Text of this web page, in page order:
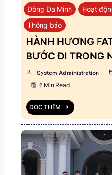
Dòng Đa Minh Hoạt
Thông báo
HÀNH HƯƠNG
BƯỚC ĐI TRONG
System Administration
6 Min Read
ĐỌC THÊM